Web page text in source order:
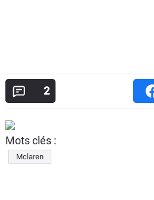
2
Mots clés :
Mclaren